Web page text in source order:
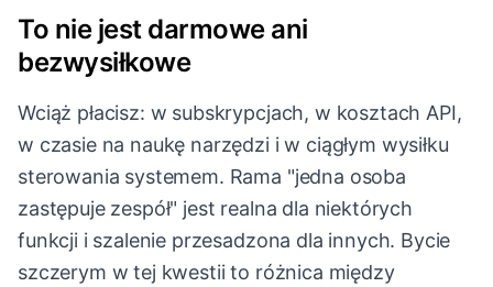
To nie jest darmowe ani
bezwysiłkowe
Wciąż płacisz: w subskrypcjach, w kosztach API,
w czasie na naukę narzędzi i w ciągłym wysiłku
sterowania systemem. Rama "jedna osoba
zastępuje zespół" jest realna dla niektórych
funkcji i szalenie przesadzona dla innych. Bycie
szczerym w tej kwestii to różnica między